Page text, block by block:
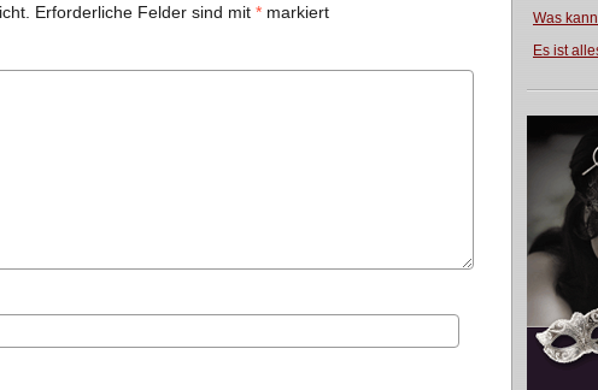
Was
Es ist
Erforderliche Felder sind mit * markiert